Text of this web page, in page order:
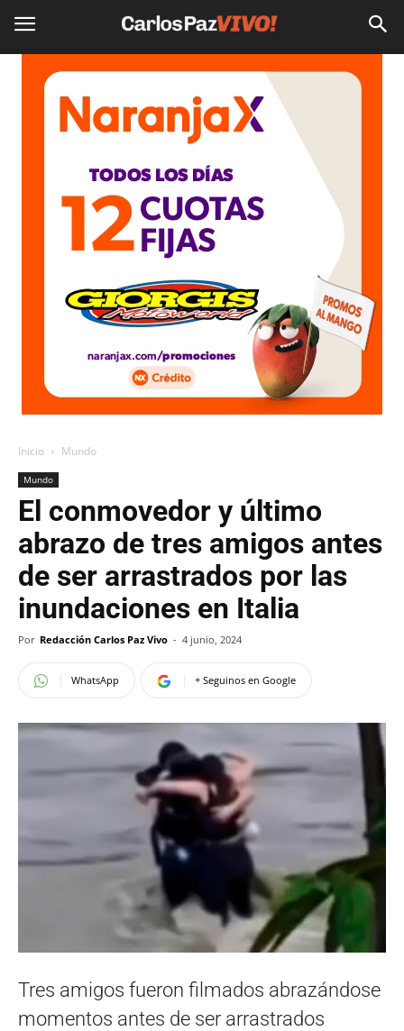
Inicio Mundo
Mundo
El conmovedor y último
abrazo de tres amigos antes
de ser arrastrados por las
inundaciones en Italia
Por Redacción Carlos Paz Vivo - 4 junio, 2024
WhatsApp + Seguinos en Google
Tres amigos fueron filmados abrazándose
momentos antes de ser arrastrados